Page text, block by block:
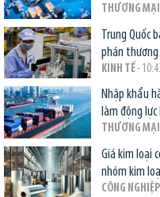
THƯƠNG MẠI
Trung Quốc
phán thương
KINH TẾ-
Nhập khẩu
làm động lực
THƯƠNG MẠI
Giá kim loại
nhóm kim
CÔNG NGHIỆP